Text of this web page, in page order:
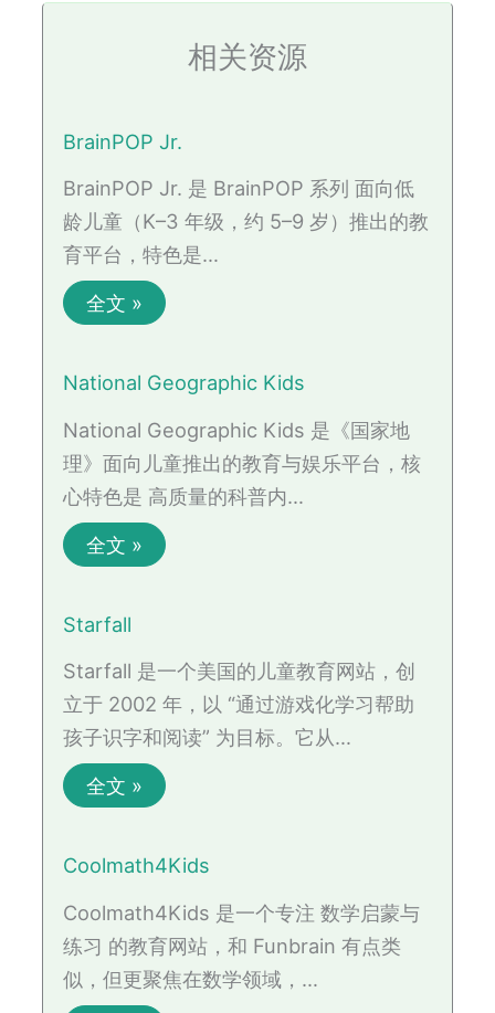
相关资源
BrainPOP Jr.
BrainPOP Jr. 是 BrainPOP 系列 面向低
龄儿童（K–3 年级，约 5–9 岁）推出的教
育平台，特色是…
全文 »
National Geographic Kids
National Geographic Kids 是《国家地
理》面向儿童推出的教育与娱乐平台，核
心特色是 高质量的科普内…
全文 »
Starfall
Starfall 是一个美国的儿童教育网站，创
立于 2002 年，以 “通过游戏化学习帮助
孩子识字和阅读” 为目标。它从…
全文 »
Coolmath4Kids
Coolmath4Kids 是一个专注 数学启蒙与
练习 的教育网站，和 Funbrain 有点类
似，但更聚焦在数学领域，…